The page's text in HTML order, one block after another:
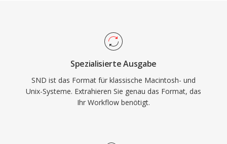
Spezialisierte Ausgabe
SND ist das Format für klassische Macintosh- und
Unix-Systeme. Extrahieren Sie genau das Format, das
Ihr Workflow benötigt.